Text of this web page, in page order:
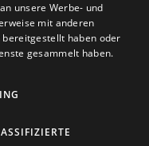
unsere Werbe- und
mit anderen
haben oder
gesammelt haben.